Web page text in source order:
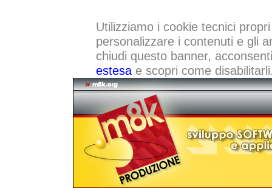
Utilizziamo i cookie tecnici
personalizzare i contenuti e gli
chiudi questo banner,
estesae scopri come